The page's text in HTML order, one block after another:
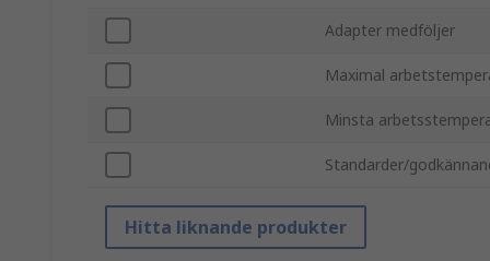
Adapter medföljer
Maximal
Minsta
Standarder/
Hitta liknande produkter